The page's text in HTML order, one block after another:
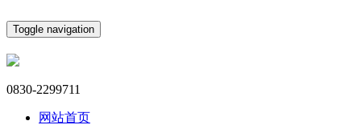
Toggle navigation
0830-2299711
网站首页